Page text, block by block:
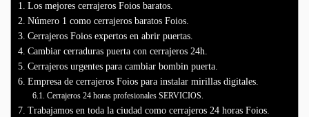
Los mejores cerrajeros Foios baratos.
Número 1 como cerrajeros baratos Foios.
Cerrajeros Foios expertos en abrir puertas.
Cambiar cerraduras puerta con cerrajeros 24h.
Cerrajeros urgentes para cambiar bombin puerta.
Empresa de cerrajeros Foios para instalar mirillas digitales.
Cerrajeros 24 horas profesionales SERVICIOS.
Trabajamos en toda la ciudad como cerrajeros 24 horas Foios.